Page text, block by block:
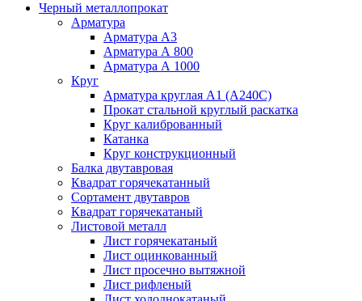
Черный металлопрокат
Арматура
Арматура А3
Арматура А 800
Арматура А 1000
Круг
Арматура круглая А1 (А240C)
Прокат стальной круглый раскатка
Круг калиброванный
Катанка
Круг конструкционный
Балка двутавровая
Квадрат горячекатанный
Сортамент двутавров
Квадрат горячекатаный
Листовой металл
Лист горячекатаный
Лист оцинкованный
Лист просечно вытяжной
Лист рифленый